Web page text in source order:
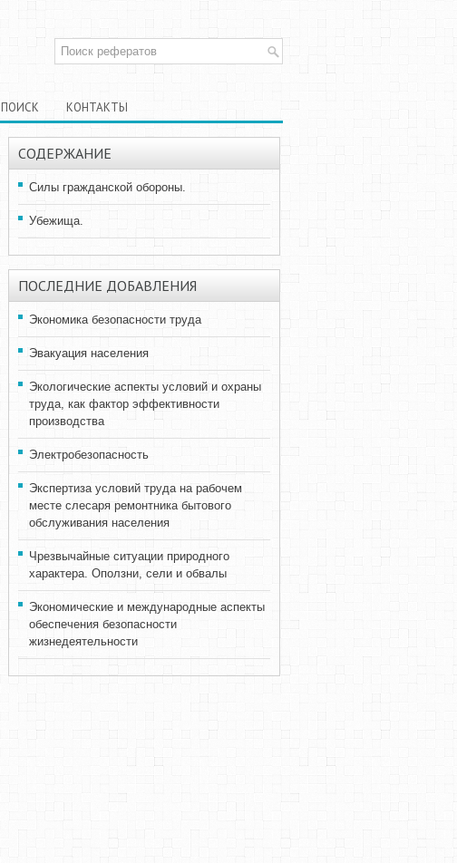
ПОИСК КОНТАКТЫ
СОДЕРЖАНИЕ
Силы гражданской обороны.
Убежища.
ПОСЛЕДНИЕ ДОБАВЛЕНИЯ
Экономика безопасности труда
Эвакуация населения
Экологические аспекты условий и охраны
труда, как фактор эффективности
производства
Электробезопасность
Экспертиза условий труда на рабочем
месте слесаря ремонтника бытового
обслуживания населения
Чрезвычайные ситуации природного
характера. Оползни, сели и обвалы
Экономические и международные аспекты
обеспечения безопасности
жизнедеятельности